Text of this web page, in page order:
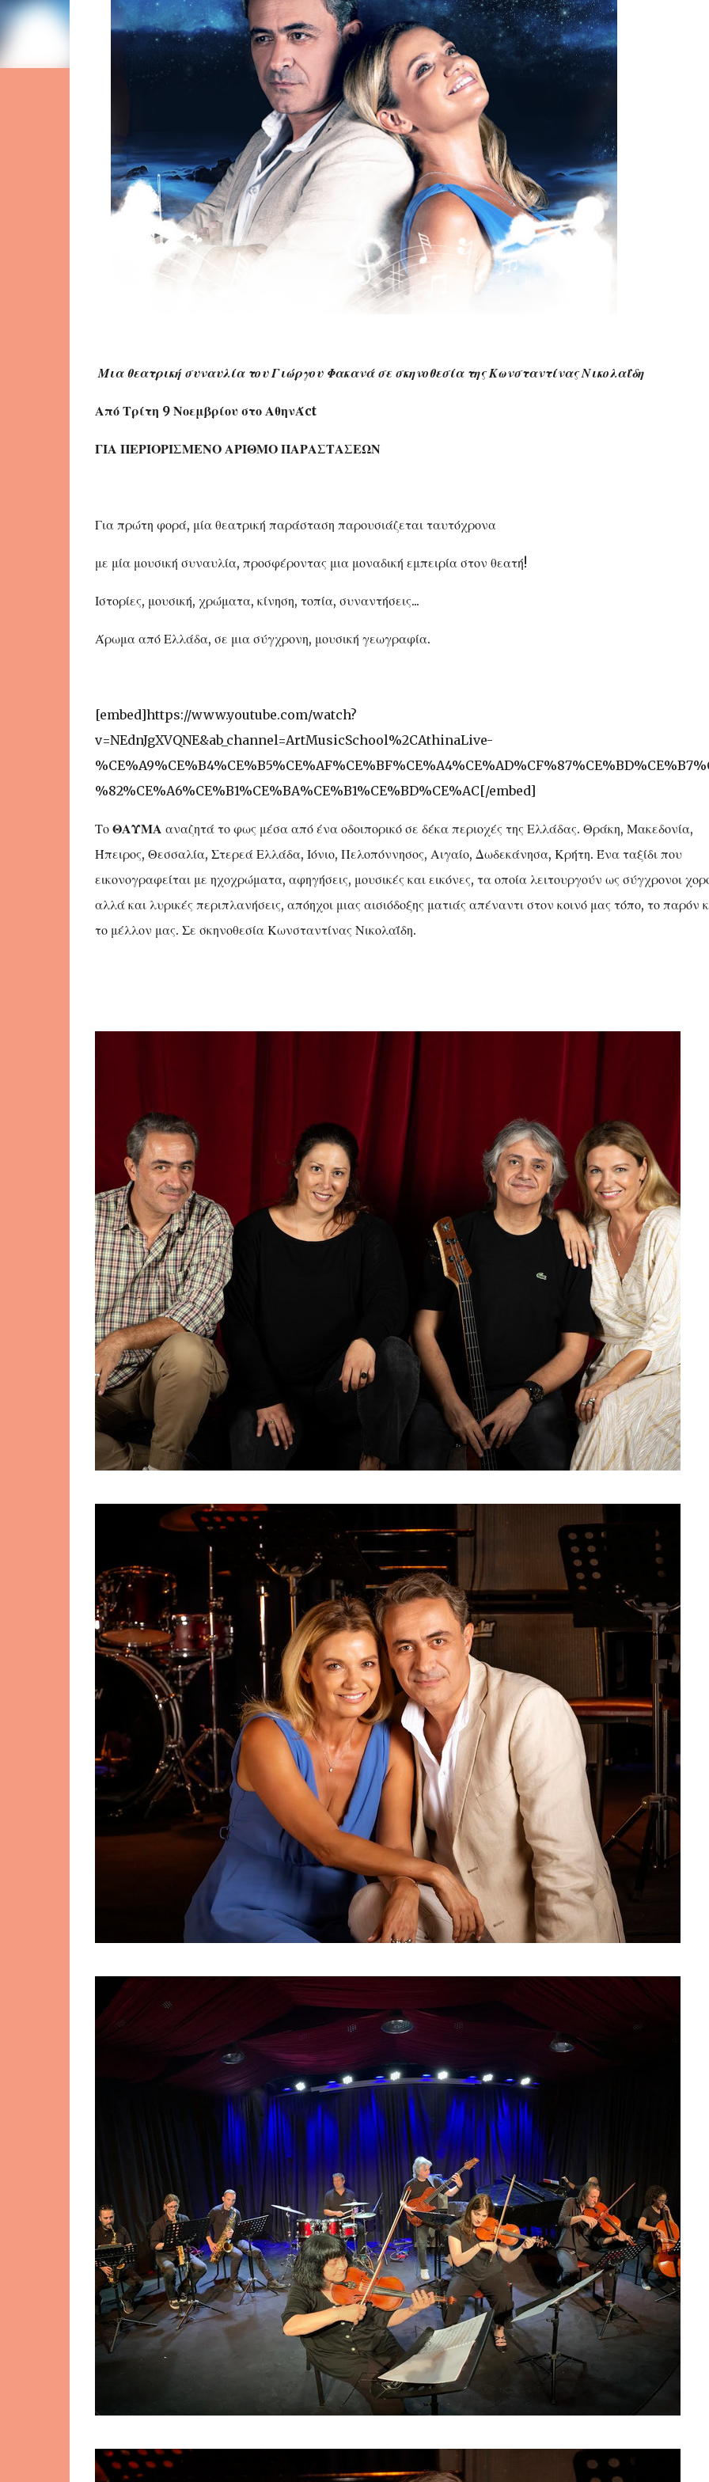
Μια θεατρική συναυλία του Γιώργου Φακανά σε σκηνοθεσία της Κωνσταντίνας Νικολαΐδη
Από Τρίτη 9 Νοεμβρίου στο ΑθηνΆct
ΓΙΑ ΠΕΡΙΟΡΙΣΜΕΝΟ ΑΡΙΘΜΟ ΠΑΡΑΣΤΑΣΕΩΝ
Για πρώτη φορά, μία θεατρική παράσταση παρουσιάζεται ταυτόχρονα
με μία μουσική συναυλία, προσφέροντας μια μοναδική εμπειρία στον θεατή!
Ιστορίες, μουσική, χρώματα, κίνηση, τοπία, συναντήσεις...
Άρωμα από Ελλάδα, σε μια σύγχρονη, μουσική γεωγραφία.
[embed]https://www.youtube.com/watch?
v=NEdnJgXVQNE&ab_channel=ArtMusicSchool%2CAthinaLive-
%82%CE%A6%CE%B1%CE%BA%CE%B1%CE%BD%CE%AC[/embed]
Το ΘΑΥΜΑ αναζητά το φως μέσα από ένα οδοιπορικό σε δέκα περιοχές της Ελλάδας. Θράκη, Μακεδονία,
Ήπειρος, Θεσσαλία, Στερεά Ελλάδα, Ιόνιο, Πελοπόννησος, Αιγαίο, Δωδεκάνησα, Κρήτη. Ένα ταξίδι που
εικονογραφείται με ηχοχρώματα, αφηγήσεις, μουσικές και εικόνες, τα οποία λειτουργούν ως σύγχρονοι
αλλά και λυρικές περιπλανήσεις, απόηχοι μιας αισιόδοξης ματιάς απέναντι στον κοινό μας τόπο, το παρόν
το μέλλον μας. Σε σκηνοθεσία Κωνσταντίνας Νικολαΐδη.